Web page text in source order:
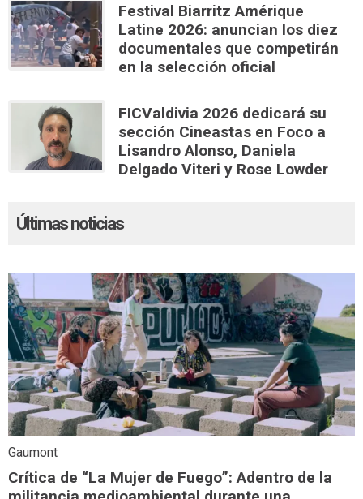
Festival Biarritz Amérique
Latine 2026: anuncian los diez
documentales que competirán
en la selección oficial
FICValdivia 2026 dedicará su
sección Cineastas en Foco a
Lisandro Alonso, Daniela
Delgado Viteri y Rose Lowder
Últimas noticias
Gaumont
Crítica de “La Mujer de Fuego”: Adentro de la